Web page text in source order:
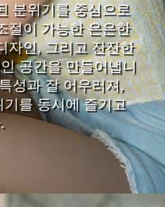
분위기를 중심으로
절이 가능한 은은한
자인, 그리고 잔잔한
공간을 만들어냅니
성과 잘 어우러져,
를 동시에 즐기고